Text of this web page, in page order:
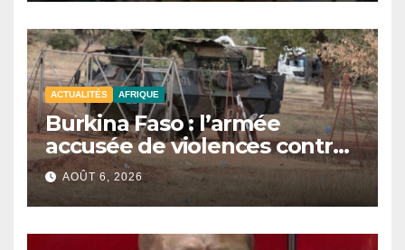
ACTUALITÉS AFRIQUE
Burkina Faso : l’armée
accusée de violences contre
des civils après une attaque
jihadiste.
AOÛT 6, 2026